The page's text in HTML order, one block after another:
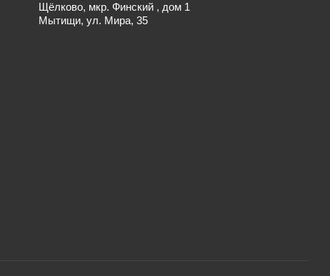
Щёлково, мкр. Финский , дом 1
Мытищи, ул. Мира, 35